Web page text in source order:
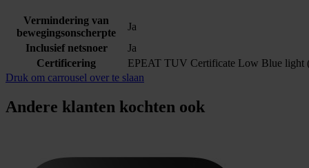
Vermindering van
bewegingsonscherpte
Ja
Inclusief netsnoer
Ja
Certificering
EPEAT TUV Certificate Low Blue light
Druk om carrousel over te slaan
Andere klanten kochten ook